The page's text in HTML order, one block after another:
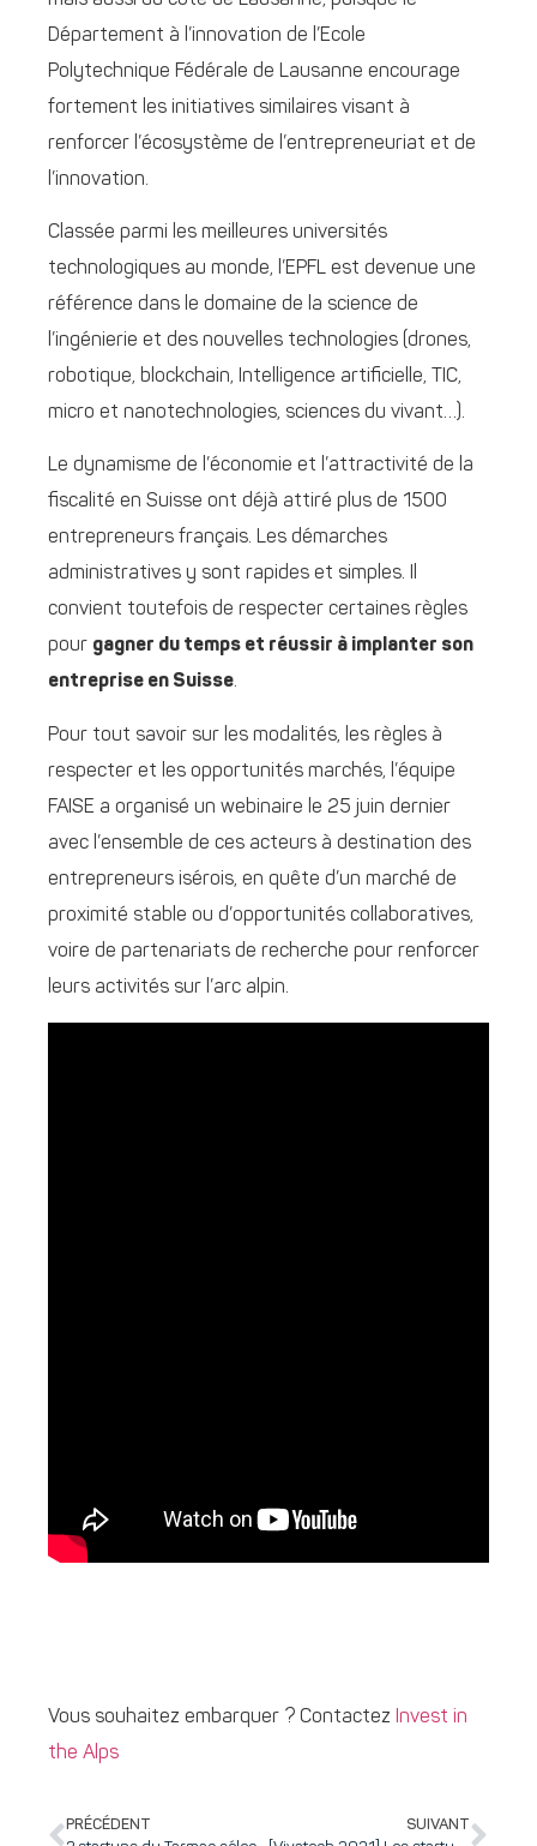
Département à l’innovation de l’Ecole
Polytechnique Fédérale de Lausanne encourage
fortement les initiatives similaires visant à
renforcer l’écosystème de l’entrepreneuriat et de
l’innovation.
Classée parmi les meilleures universités
technologiques au monde, l’EPFL est devenue une
référence dans le domaine de la science de
l’ingénierie et des nouvelles technologies (drones,
robotique, blockchain, Intelligence artificielle, TIC,
micro et nanotechnologies, sciences du vivant…).
Le dynamisme de l’économie et l’attractivité de la
fiscalité en Suisse ont déjà attiré plus de 1500
entrepreneurs français. Les démarches
administratives y sont rapides et simples. Il
convient toutefois de respecter certaines règles
pour gagner du temps et réussir à implanter son
entreprise en Suisse.
Pour tout savoir sur les modalités, les règles à
respecter et les opportunités marchés, l’équipe
FAISE a organisé un webinaire le 25 juin dernier
avec l’ensemble de ces acteurs à destination des
entrepreneurs isérois, en quête d’un marché de
proximité stable ou d’opportunités collaboratives,
voire de partenariats de recherche pour renforcer
leurs activités sur l’arc alpin.
Vous souhaitez embarquer ? Contactez Invest in
the Alps
PRÉCÉDENT
SUIVANT